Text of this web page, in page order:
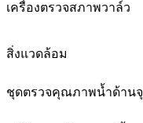
เครื่องตรวจสภาพวาล์ว
สิ่งแวดล้อม
ชุดตรวจคุณภาพน้ำด้าน